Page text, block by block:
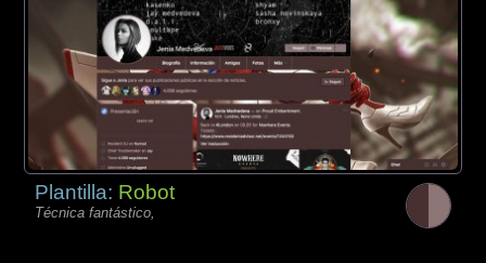
Plantilla: Robot
Técnica fantástico,